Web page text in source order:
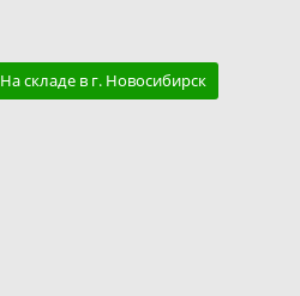
На складе в г. Новосибирск